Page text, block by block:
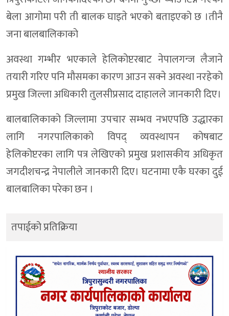
बेला आगोमा परी ती बालक घाइते भएकाे बताइएको छ ।तीनै
जना बालबालिकाकाे
अवस्था गम्भीर भएकाले हेलिकोप्टरबाट नेपालगन्ज लैजाने
तयारी गरिए पनि मौसमका कारण आउन सक्ने अवस्था नरहेको
प्रमुख जिल्ला अधिकारी तुलसीप्रसाद दाहालले जानकारी दिए।
बालबालिकाको जिल्लामा उपचार सम्भव नभएपछि उद्धारका
लागि नगरपालिकाको विपद् व्यवस्थापन कोषबाट
हेलिकोप्टरका लागि पत्र लेखिएको प्रमुख प्रशासकीय अधिकृत
जगदीशचन्द्र नेपालीले जानकारी दिए। घटनामा एकै घरका दुई
बालबालिका परेका छन ।
तपाईको प्रतिक्रिया